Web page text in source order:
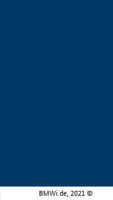
BMWi.de, 2021 ©